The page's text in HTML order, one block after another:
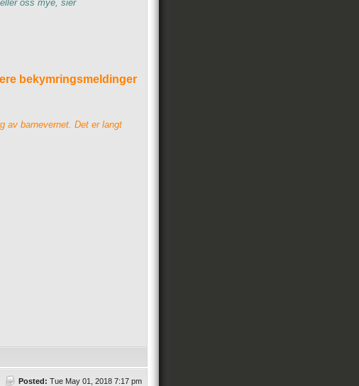
oss mye, sier
bekymringsmeldinger
av barnevernet. Det er langt
Posted: Tue May 01, 2018 7:17 pm